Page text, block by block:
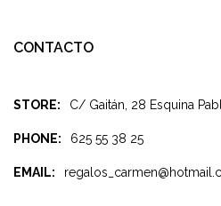
CONTACTO
STORE: C/ Gaitán, 28 Esquina
PHONE: 625 55 38 25
EMAIL: